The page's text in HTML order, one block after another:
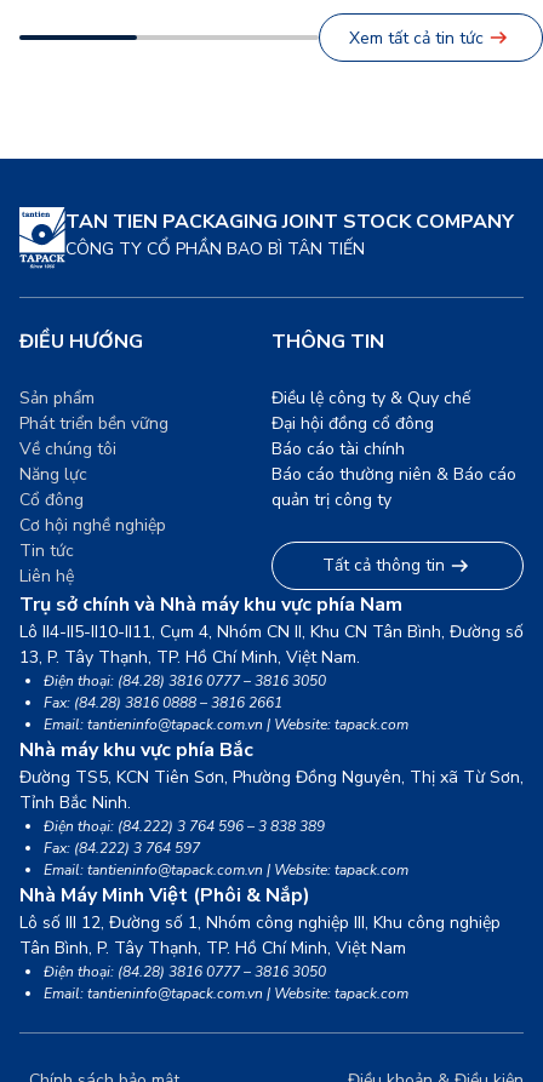
những nguồn thải lớn toàn
cầu, đang chứng kiến sự
Xem tất cả tin tức
TAN TIEN PACKAGING JOINT STOCK COMPANY
CÔNG TY CỔ PHẦN BAO BÌ TÂN TIẾN
Trụ sở chính và Nhà máy khu vực phía Nam
Lô II4-II5-II10-II11, Cụm 4, Nhóm CN II, Khu CN Tân Bình, Đường số
13, P. Tây Thạnh, TP. Hồ Chí Minh, Việt Nam.
Điện thoại: (84.28) 3816 0777 – 3816 3050
Fax: (84.28) 3816 0888 – 3816 2661
Email: tantieninfo@tapack.com.vn | Website: tapack.com
Nhà máy khu vực phía Bắc
Đường TS5, KCN Tiên Sơn, Phường Đồng Nguyên, Thị xã Từ Sơn,
Tỉnh Bắc Ninh.
Điện thoại: (84.222) 3 764 596 – 3 838 389
Fax: (84.222) 3 764 597
Email: tantieninfo@tapack.com.vn | Website: tapack.com
Nhà Máy Minh Việt (Phôi & Nắp)
Lô số III 12, Đường số 1, Nhóm công nghiệp III, Khu công nghiệp
Tân Bình, P. Tây Thạnh, TP. Hồ Chí Minh, Việt Nam
Điện thoại: (84.28) 3816 0777 – 3816 3050
Email: tantieninfo@tapack.com.vn | Website: tapack.com
ĐIỀU HƯỚNG
Sản phẩm
Phát triển bền vững
Về chúng tôi
Năng lực
Cổ đông
Cơ hội nghề nghiệp
Tin tức
Liên hệ
THÔNG TIN
Điều lệ công ty & Quy chế
Đại hội đồng cổ đông
Báo cáo tài chính
Báo cáo thường niên & Báo cáo
quản trị công ty
Tất cả thông tin